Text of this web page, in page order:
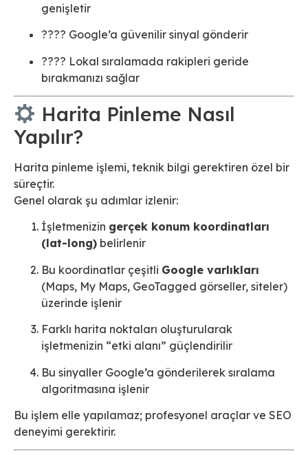
genişletir
???? Google’a güvenilir sinyal gönderir
???? Lokal sıralamada rakipleri geride
bırakmanızı sağlar
Harita Pinleme Nasıl
Yapılır?
Harita pinleme işlemi, teknik bilgi gerektiren özel bir
süreçtir.
Genel olarak şu adımlar izlenir:
İşletmenizin gerçek konum koordinatları
(lat-long) belirlenir
Bu koordinatlar çeşitli Google varlıkları
(Maps, My Maps, GeoTagged görseller, siteler)
üzerinde işlenir
Farklı harita noktaları oluşturularak
işletmenizin “etki alanı” güçlendirilir
Bu sinyaller Google’a gönderilerek sıralama
algoritmasına işlenir
Bu işlem elle yapılamaz; profesyonel araçlar ve SEO
deneyimi gerektirir.